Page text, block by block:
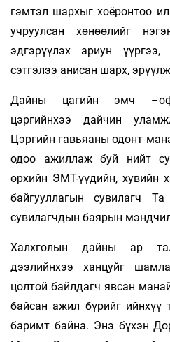
гэмтэл шархыг хоёронтоо
учруулсан хөнөөлийг
эдгэрүүлэх ариун
сэтгэлээ анисан шарх,
Дайны цагийн эмч
цэргийнхээ дайчин
Цэргийн гавьяаны одонт
одоо ажиллаж буй нийт
өрхийн ЭМТ-үүдийн, хувийн
байгууллагын сувилагч
сувилагчдын баярын
Халхголын дайны ар
дээлийнхээ ханцуйг
цолтой байлдагч явсан
байсан ажил бүрийг ийнхүү
баримт байна. Энэ бүхэн